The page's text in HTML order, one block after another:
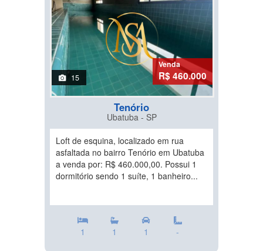
15
Venda
R$ 460.000
Tenório
Ubatuba - SP
Loft de esquina, localizado em rua
asfaltada no bairro Tenório em Ubatuba
a venda por: R$ 460.000,00. Possui 1
dormitório sendo 1 suíte, 1 banheiro...
1 1 1 -